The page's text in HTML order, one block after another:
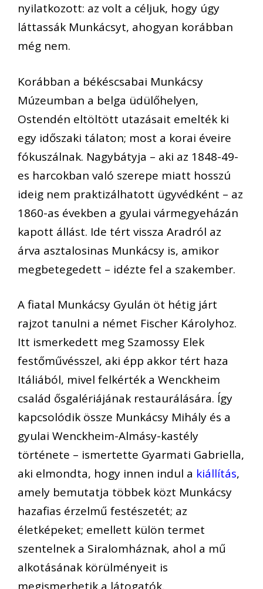
nyilatkozott: az volt a céljuk, hogy úgy
láttassák Munkácsyt, ahogyan korábban
még nem.
Korábban a békéscsabai Munkácsy
Múzeumban a belga üdülőhelyen,
Ostendén eltöltött utazásait emelték ki
egy időszaki tálaton; most a korai éveire
fókuszálnak. Nagybátyja – aki az 1848-49-
es harcokban való szerepe miatt hosszú
ideig nem praktizálhatott ügyvédként – az
1860-as években a gyulai vármegyeházán
kapott állást. Ide tért vissza Aradról az
árva asztalosinas Munkácsy is, amikor
megbetegedett – idézte fel a szakember.
A fiatal Munkácsy Gyulán öt hétig járt
rajzot tanulni a német Fischer Károlyhoz.
Itt ismerkedett meg Szamossy Elek
festőművésszel, aki épp akkor tért haza
Itáliából, mivel felkérték a Wenckheim
család ősgalériájának restaurálására. Így
kapcsolódik össze Munkácsy Mihály és a
gyulai Wenckheim-Almásy-kastély
története – ismertette Gyarmati Gabriella,
aki elmondta, hogy innen indul a kiállítás,
amely bemutatja többek közt Munkácsy
hazafias érzelmű festészetét; az
életképeket; emellett külön termet
szentelnek a Siralomháznak, ahol a mű
alkotásának körülményeit is